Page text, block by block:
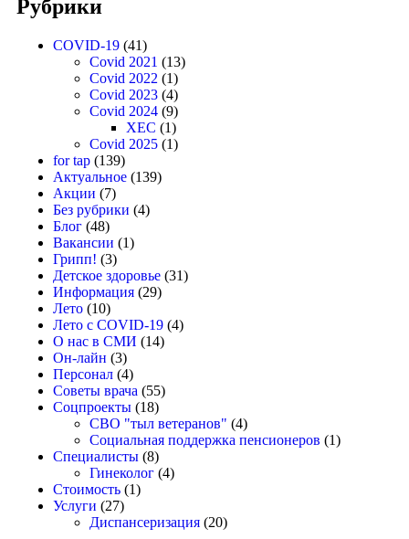
Рубрики
COVID-19 (41)
Covid 2021 (13)
Covid 2022 (1)
Covid 2023 (4)
Covid 2024 (9)
XEC (1)
Covid 2025 (1)
for tap (139)
Актуальное (139)
Акции (7)
Без рубрики (4)
Блог (48)
Вакансии (1)
Грипп! (3)
Детское здоровье (31)
Информация (29)
Лето (10)
Лето с COVID-19 (4)
О нас в СМИ (14)
Он-лайн (3)
Персонал (4)
Советы врача (55)
Соцпроекты (18)
СВО "тыл ветеранов" (4)
Социальная поддержка пенсионеров (1)
Специалисты (8)
Гинеколог (4)
Стоимость (1)
Услуги (27)
Диспансеризация (20)